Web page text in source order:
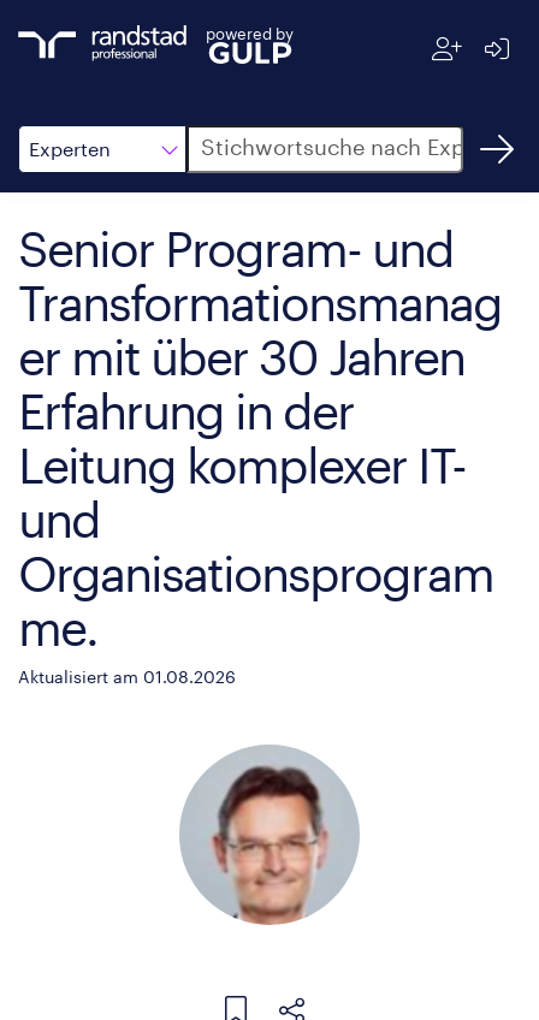
powered by
Experten
Suche
Senior Program- und
Transformationsmanag
er mit über 30 Jahren
Erfahrung in der
Leitung komplexer IT-
und
Organisationsprogram
me.
Aktualisiert am 01.08.2026